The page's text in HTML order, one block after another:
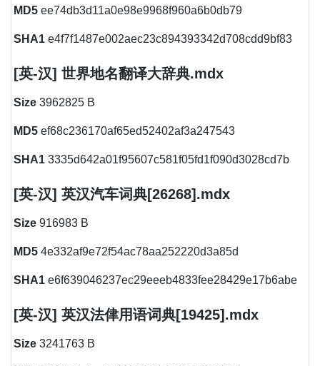
MD5 ee74db3d11a0e98e9968f960a6b0db79
SHA1 e4f7f1487e002aec23c894393342d708cdd9bf83
[英-汉] 世界地名翻译大辞典.mdx
Size 3962825 B
MD5 ef68c236170af65ed52402af3a247543
SHA1 3335d642a01f95607c581f05fd1f090d3028cd7b
[英-汉] 英汉汽车词典[26268].mdx
Size 916983 B
MD5 4e332af9e72f54ac78aa252220d3a85d
SHA1 e6f639046237ec29eeeb4833fee28429e17b6abe
[英-汉] 英汉法侓用语词典[19425].mdx
Size 3241763 B